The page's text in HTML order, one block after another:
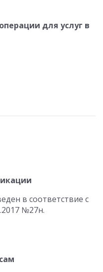
для услуг в
в соответствие с
№27н.